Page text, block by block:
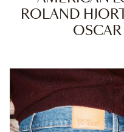
ROLAND